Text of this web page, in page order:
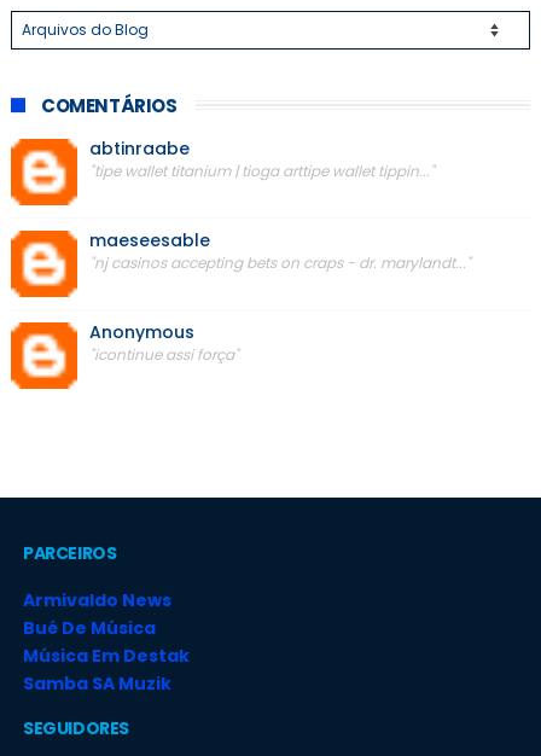
COMENTÁRIOS
abtinraabe
"tipe wallet titanium | tioga arttipe wallet tippin..."
maeseesable
"nj casinos accepting bets on craps - dr. marylandt..."
Anonymous
"icontinue assi força"
PARCEIROS
Armivaldo News
Bué De Música
Música Em Destak
Samba SA Muzik
SEGUIDORES